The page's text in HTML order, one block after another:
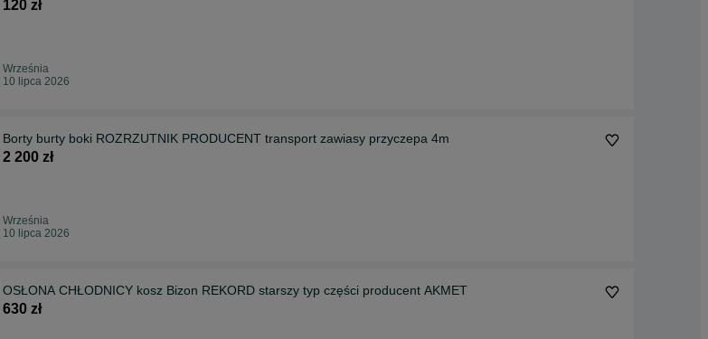
120 zł
Września
10 lipca 2026
Borty burty boki ROZRZUTNIK PRODUCENT transport zawiasy przyczepa 4m
2 200 zł
Września
10 lipca 2026
OSŁONA CHŁODNICY kosz Bizon REKORD starszy typ części producent AKMET
630 zł